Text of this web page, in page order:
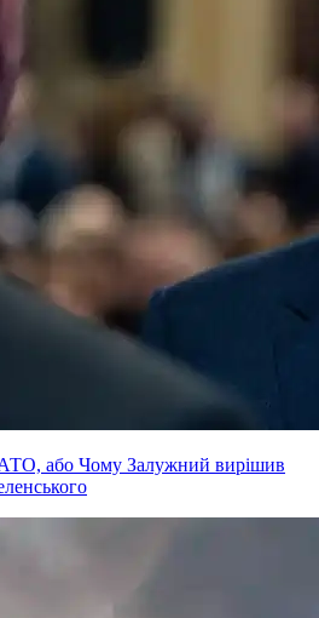
або Чому Залужний вирішив